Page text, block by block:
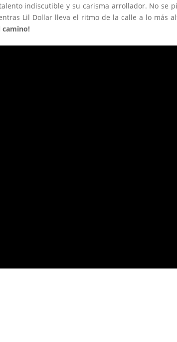
indiscutible y su carisma arrollador. No se
Lil Dollar lleva el ritmo de la calle a lo más
camino!